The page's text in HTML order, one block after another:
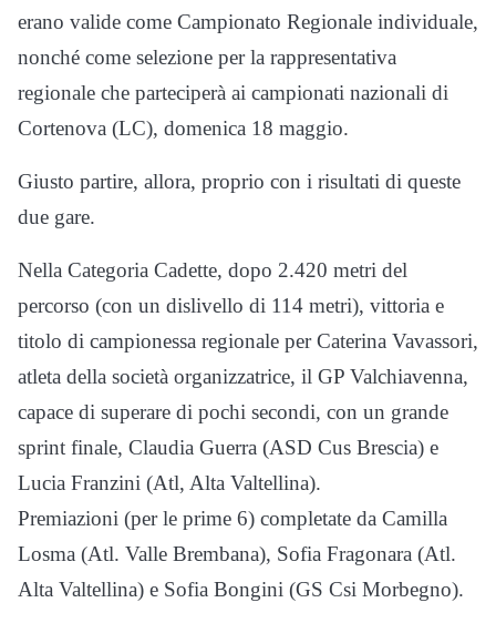
erano valide come Campionato Regionale individuale,
nonché come selezione per la rappresentativa
regionale che parteciperà ai campionati nazionali di
Cortenova (LC), domenica 18 maggio.
Giusto partire, allora, proprio con i risultati di queste
due gare.
Nella Categoria Cadette, dopo 2.420 metri del
percorso (con un dislivello di 114 metri), vittoria e
titolo di campionessa regionale per Caterina Vavassori,
atleta della società organizzatrice, il GP Valchiavenna,
capace di superare di pochi secondi, con un grande
sprint finale, Claudia Guerra (ASD Cus Brescia) e
Lucia Franzini (Atl, Alta Valtellina).
Premiazioni (per le prime 6) completate da Camilla
Losma (Atl. Valle Brembana), Sofia Fragonara (Atl.
Alta Valtellina) e Sofia Bongini (GS Csi Morbegno).